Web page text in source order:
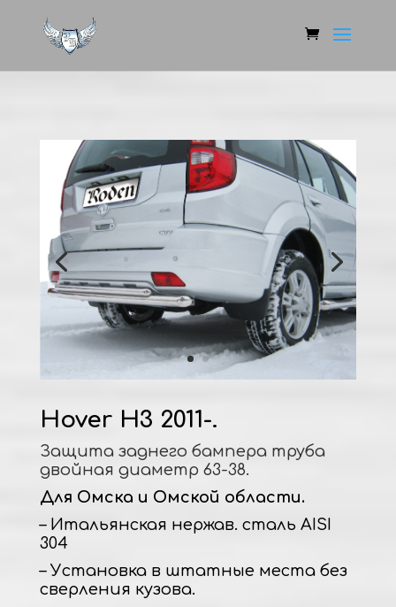
Hover H3 2011-.
Защита заднего бампера труба
двойная диаметр 63-38.
Для Омска и Омской области.
– Итальянская нержав. сталь AISI
304
– Установка в штатные места без
сверления кузова.